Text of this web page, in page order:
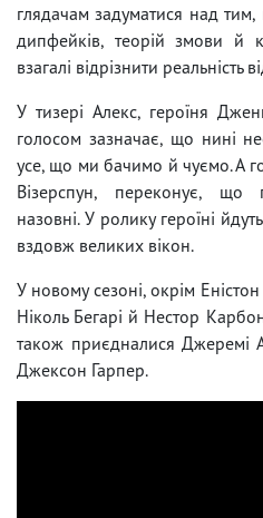
глядачам задуматися над тим,
дипфейків, теорій змови й
взагалі відрізнити реальність
У тизері Алекс, героїня
голосом зазначає, що нині
усе, що ми бачимо й чуємо. А
Візерспун, переконує, що
назовні. У ролику героїні
вздовж великих вікон.
У новому сезоні, окрім Еністон
Ніколь Бегарі й Нестор
також приєдналися Джеремі
Джексон Гарпер.